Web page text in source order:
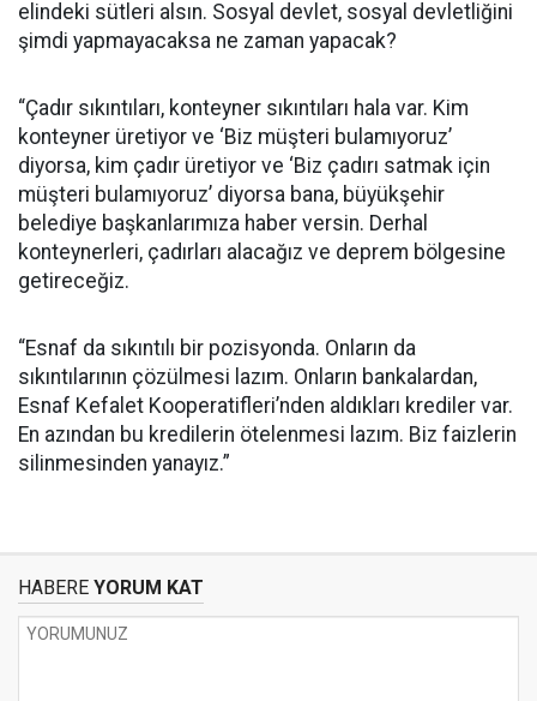
elindeki sütleri alsın. Sosyal devlet, sosyal devletliğini
şimdi yapmayacaksa ne zaman yapacak?
“Çadır sıkıntıları, konteyner sıkıntıları hala var. Kim
konteyner üretiyor ve ‘Biz müşteri bulamıyoruz’
diyorsa, kim çadır üretiyor ve ‘Biz çadırı satmak için
müşteri bulamıyoruz’ diyorsa bana, büyükşehir
belediye başkanlarımıza haber versin. Derhal
konteynerleri, çadırları alacağız ve deprem bölgesine
getireceğiz.
“Esnaf da sıkıntılı bir pozisyonda. Onların da
sıkıntılarının çözülmesi lazım. Onların bankalardan,
Esnaf Kefalet Kooperatifleri’nden aldıkları krediler var.
En azından bu kredilerin ötelenmesi lazım. Biz faizlerin
silinmesinden yanayız.”
HABERE YORUM KAT